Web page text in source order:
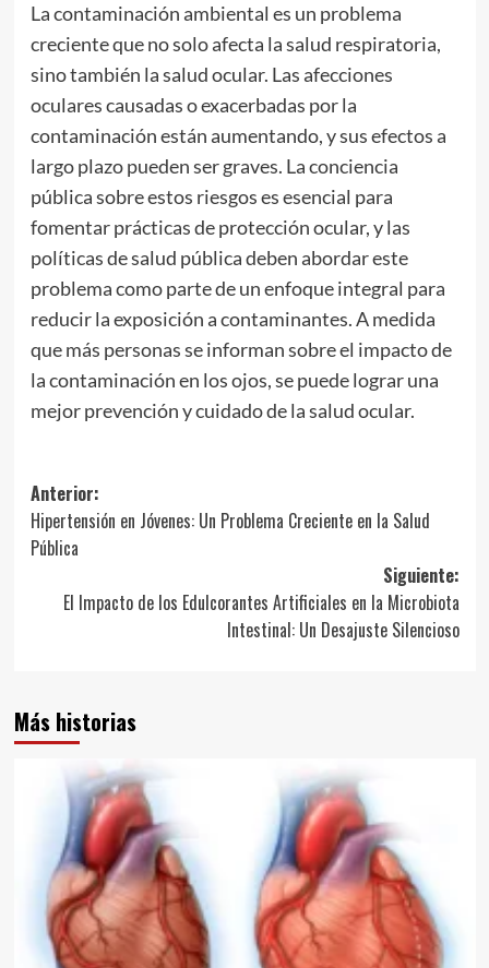
La contaminación ambiental es un problema
creciente que no solo afecta la salud respiratoria,
sino también la salud ocular. Las afecciones
oculares causadas o exacerbadas por la
contaminación están aumentando, y sus efectos a
largo plazo pueden ser graves. La conciencia
pública sobre estos riesgos es esencial para
fomentar prácticas de protección ocular, y las
políticas de salud pública deben abordar este
problema como parte de un enfoque integral para
reducir la exposición a contaminantes. A medida
que más personas se informan sobre el impacto de
la contaminación en los ojos, se puede lograr una
mejor prevención y cuidado de la salud ocular.
Navegación
de
entradas
Anterior:
Hipertensión en Jóvenes: Un Problema Creciente en la Salud
Pública
Siguiente:
El Impacto de los Edulcorantes Artificiales en la Microbiota
Intestinal: Un Desajuste Silencioso
Más historias